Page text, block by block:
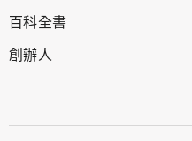
百科全書
創辦人